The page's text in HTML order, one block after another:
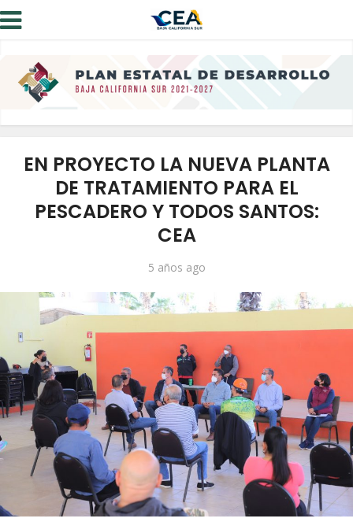
EN PROYECTO LA NUEVA PLANTA
DE TRATAMIENTO PARA EL
PESCADERO Y TODOS SANTOS:
CEA
5 años ago